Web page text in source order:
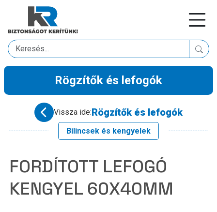
Rögzítők és lefogók
Vissza ide:Rögzítők és lefogók
Bilincsek és kengyelek
FORDÍTOTT LEFOGÓ
KENGYEL 60X40MM